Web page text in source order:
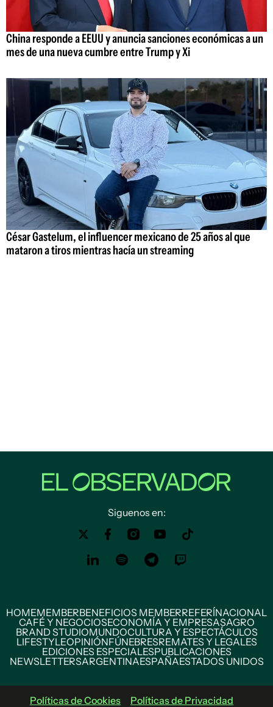
China responde a EEUU y anuncia sanciones económicas a un
mes de una nueva cumbre entre Trump y Xi
César Gastelum, el influencer mexicano de 25 años al que
mataron a tiros mientras hacía un streaming
Siguenos en:
HOMEMEMBERBENEFICIOS MEMBERREFERÍNACIONAL
CAFÉ Y NEGOCIOSECONOMÍA Y EMPRESASAGRO
BRAND STUDIOMUNDOCULTURA Y ESPECTÁCULOS
LIFESTYLEOPINIÓNFÚNEBRESREMATES Y LEGALES
EDICIONES ESPECIALESPUBLICACIONES
NEWSLETTERSARGENTINAESPAÑAESTADOS UNIDOS
Políticas de Cookies Políticas de Privacidad